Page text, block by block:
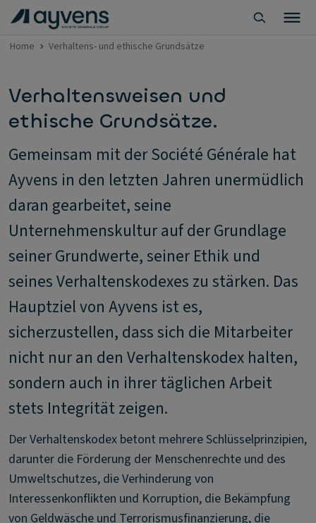
Home Verhaltens- und ethische Grundsätze
Verhaltensweisen und
ethische Grundsätze.
Gemeinsam mit der Société Générale hat
Ayvens in den letzten Jahren unermüdlich
daran gearbeitet, seine
Unternehmenskultur auf der Grundlage
seiner Grundwerte, seiner Ethik und
seines Verhaltenskodexes zu stärken. Das
Hauptziel von Ayvens ist es,
sicherzustellen, dass sich die Mitarbeiter
nicht nur an den Verhaltenskodex halten,
sondern auch in ihrer täglichen Arbeit
stets Integrität zeigen.
Der Verhaltenskodex betont mehrere Schlüsselprinzipien,
darunter die Förderung der Menschenrechte und des
Umweltschutzes, die Verhinderung von
Interessenkonflikten und Korruption, die Bekämpfung
von Geldwäsche und Terrorismusfinanzierung, die